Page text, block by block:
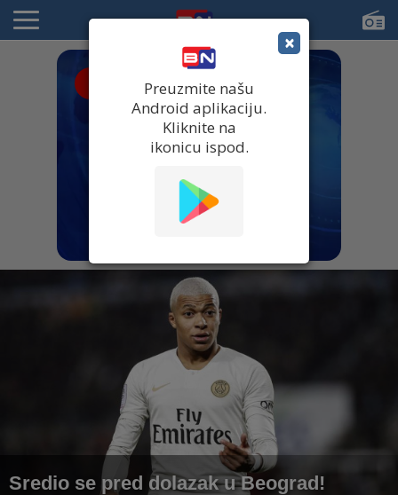
Sredio se pred dolazak u Beograd!
×
Preuzmite našu
Android aplikaciju.
Kliknite na
ikonicu ispod.